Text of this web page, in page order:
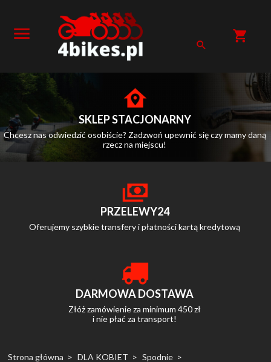
SKLEP STACJONARNY
Chcesz nas odwiedzić osobiście? Zadzwoń upewnić się czy mamy daną
rzecz na miejscu!
PRZELEWY24
Oferujemy szybkie transfery i płatności kartą kredytową
DARMOWA DOSTAWA
Złóż zamówienie za minimum 450 zł
i nie płać za transport!
Strona główna DLA KOBIET Spodnie